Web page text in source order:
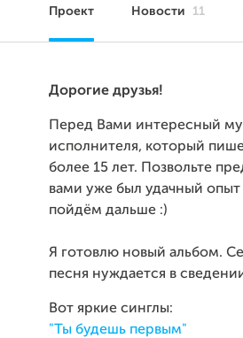
Проект Новости 11
Дорогие друзья!
Перед Вами интересный
исполнителя, который
более 15 лет. Позвольте
вами уже был удачный
пойдём дальше :)
Я готовлю новый альбом.
песня нуждается в
Вот яркие синглы:
"Ты будешь первым"